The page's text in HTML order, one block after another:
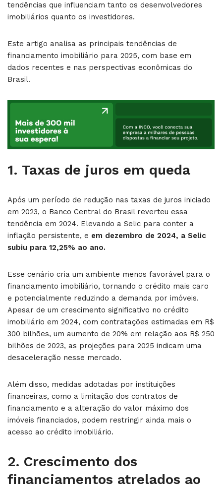
tendências que influenciam tanto os desenvolvedores
imobiliários quanto os investidores.
Este artigo analisa as principais tendências de
financiamento imobiliário para 2025, com base em
dados recentes e nas perspectivas econômicas do
Brasil.
1. Taxas de juros em queda
Após um período de redução nas taxas de juros iniciado
em 2023, o Banco Central do Brasil reverteu essa
tendência em 2024. Elevando a Selic para conter a
inflação persistente, e em dezembro de 2024, a Selic
subiu para 12,25% ao ano.
Esse cenário cria um ambiente menos favorável para o
financiamento imobiliário, tornando o crédito mais caro
e potencialmente reduzindo a demanda por imóveis.
Apesar de um crescimento significativo no crédito
imobiliário em 2024, com contratações estimadas em R$
300 bilhões, um aumento de 20% em relação aos R$ 250
bilhões de 2023, as projeções para 2025 indicam uma
desaceleração nesse mercado.
Além disso, medidas adotadas por instituições
financeiras, como a limitação dos contratos de
financiamento e a alteração do valor máximo dos
imóveis financiados, podem restringir ainda mais o
acesso ao crédito imobiliário.
2. Crescimento dos
financiamentos atrelados ao